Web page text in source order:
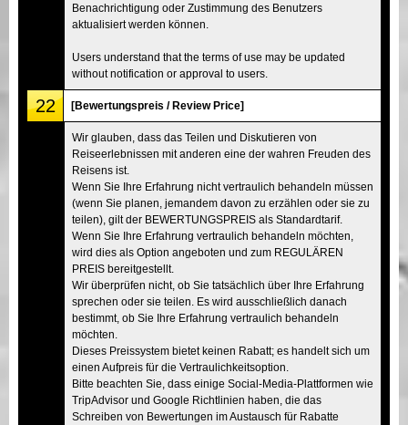
Benachrichtigung oder Zustimmung des Benutzers
aktualisiert werden können.
Users understand that the terms of use may be updated
without notification or approval to users.
22 [Bewertungspreis / Review Price]
Wir glauben, dass das Teilen und Diskutieren von
Reiseerlebnissen mit anderen eine der wahren Freuden des
Reisens ist.
Wenn Sie Ihre Erfahrung nicht vertraulich behandeln müssen
(wenn Sie planen, jemandem davon zu erzählen oder sie zu
teilen), gilt der BEWERTUNGSPREIS als Standardtarif.
Wenn Sie Ihre Erfahrung vertraulich behandeln möchten,
wird dies als Option angeboten und zum REGULÄREN
PREIS bereitgestellt.
Wir überprüfen nicht, ob Sie tatsächlich über Ihre Erfahrung
sprechen oder sie teilen. Es wird ausschließlich danach
bestimmt, ob Sie Ihre Erfahrung vertraulich behandeln
möchten.
Dieses Preissystem bietet keinen Rabatt; es handelt sich um
einen Aufpreis für die Vertraulichkeitsoption.
Bitte beachten Sie, dass einige Social-Media-Plattformen wie
TripAdvisor und Google Richtlinien haben, die das
Schreiben von Bewertungen im Austausch für Rabatte